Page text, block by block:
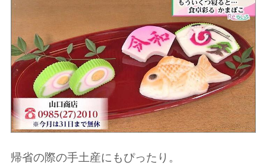
帰省の際の手土産にもぴったり。